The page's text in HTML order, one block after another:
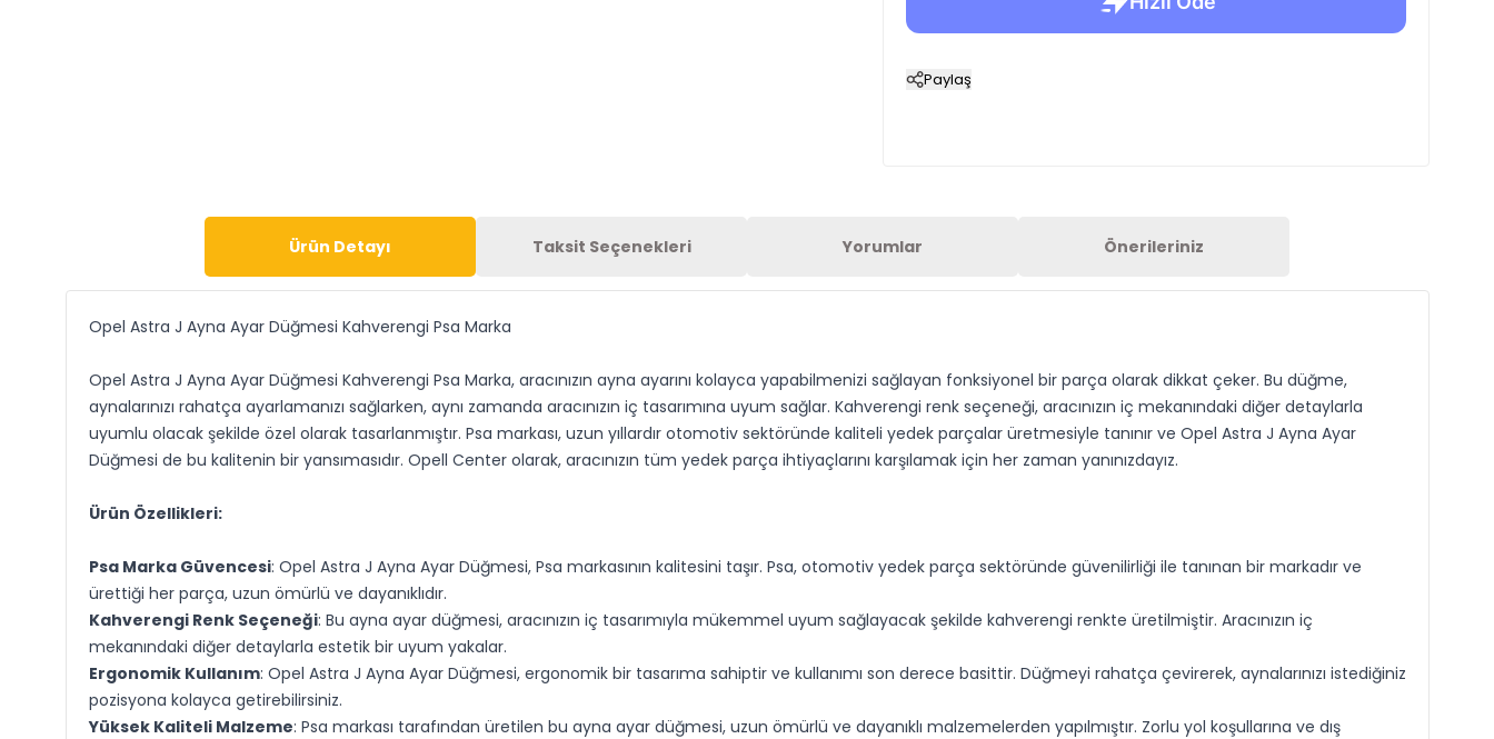
Paylaş
Ürün Detayı Taksit Seçenekleri Yorumlar Önerileriniz
Opel Astra J Ayna Ayar Düğmesi Kahverengi Psa Marka
Opel Astra J Ayna Ayar Düğmesi Kahverengi Psa Marka, aracınızın ayna ayarını kolayca yapabilmenizi sağlayan fonksiyonel bir parça olarak dikkat çeker. Bu düğme,
aynalarınızı rahatça ayarlamanızı sağlarken, aynı zamanda aracınızın iç tasarımına uyum sağlar. Kahverengi renk seçeneği, aracınızın iç mekanındaki diğer detaylarla
uyumlu olacak şekilde özel olarak tasarlanmıştır. Psa markası, uzun yıllardır otomotiv sektöründe kaliteli yedek parçalar üretmesiyle tanınır ve Opel Astra J Ayna Ayar
Düğmesi de bu kalitenin bir yansımasıdır. Opell Center olarak, aracınızın tüm yedek parça ihtiyaçlarını karşılamak için her zaman yanınızdayız.
Ürün Özellikleri:
Psa Marka Güvencesi: Opel Astra J Ayna Ayar Düğmesi, Psa markasının kalitesini taşır. Psa, otomotiv yedek parça sektöründe güvenilirliği ile tanınan bir markadır ve
ürettiği her parça, uzun ömürlü ve dayanıklıdır.
Kahverengi Renk Seçeneği: Bu ayna ayar düğmesi, aracınızın iç tasarımıyla mükemmel uyum sağlayacak şekilde kahverengi renkte üretilmiştir. Aracınızın iç
mekanındaki diğer detaylarla estetik bir uyum yakalar.
Ergonomik Kullanım: Opel Astra J Ayna Ayar Düğmesi, ergonomik bir tasarıma sahiptir ve kullanımı son derece basittir. Düğmeyi rahatça çevirerek, aynalarınızı istediğiniz
pozisyona kolayca getirebilirsiniz.
Yüksek Kaliteli Malzeme: Psa markası tarafından üretilen bu ayna ayar düğmesi, uzun ömürlü ve dayanıklı malzemelerden yapılmıştır. Zorlu yol koşullarına ve dış